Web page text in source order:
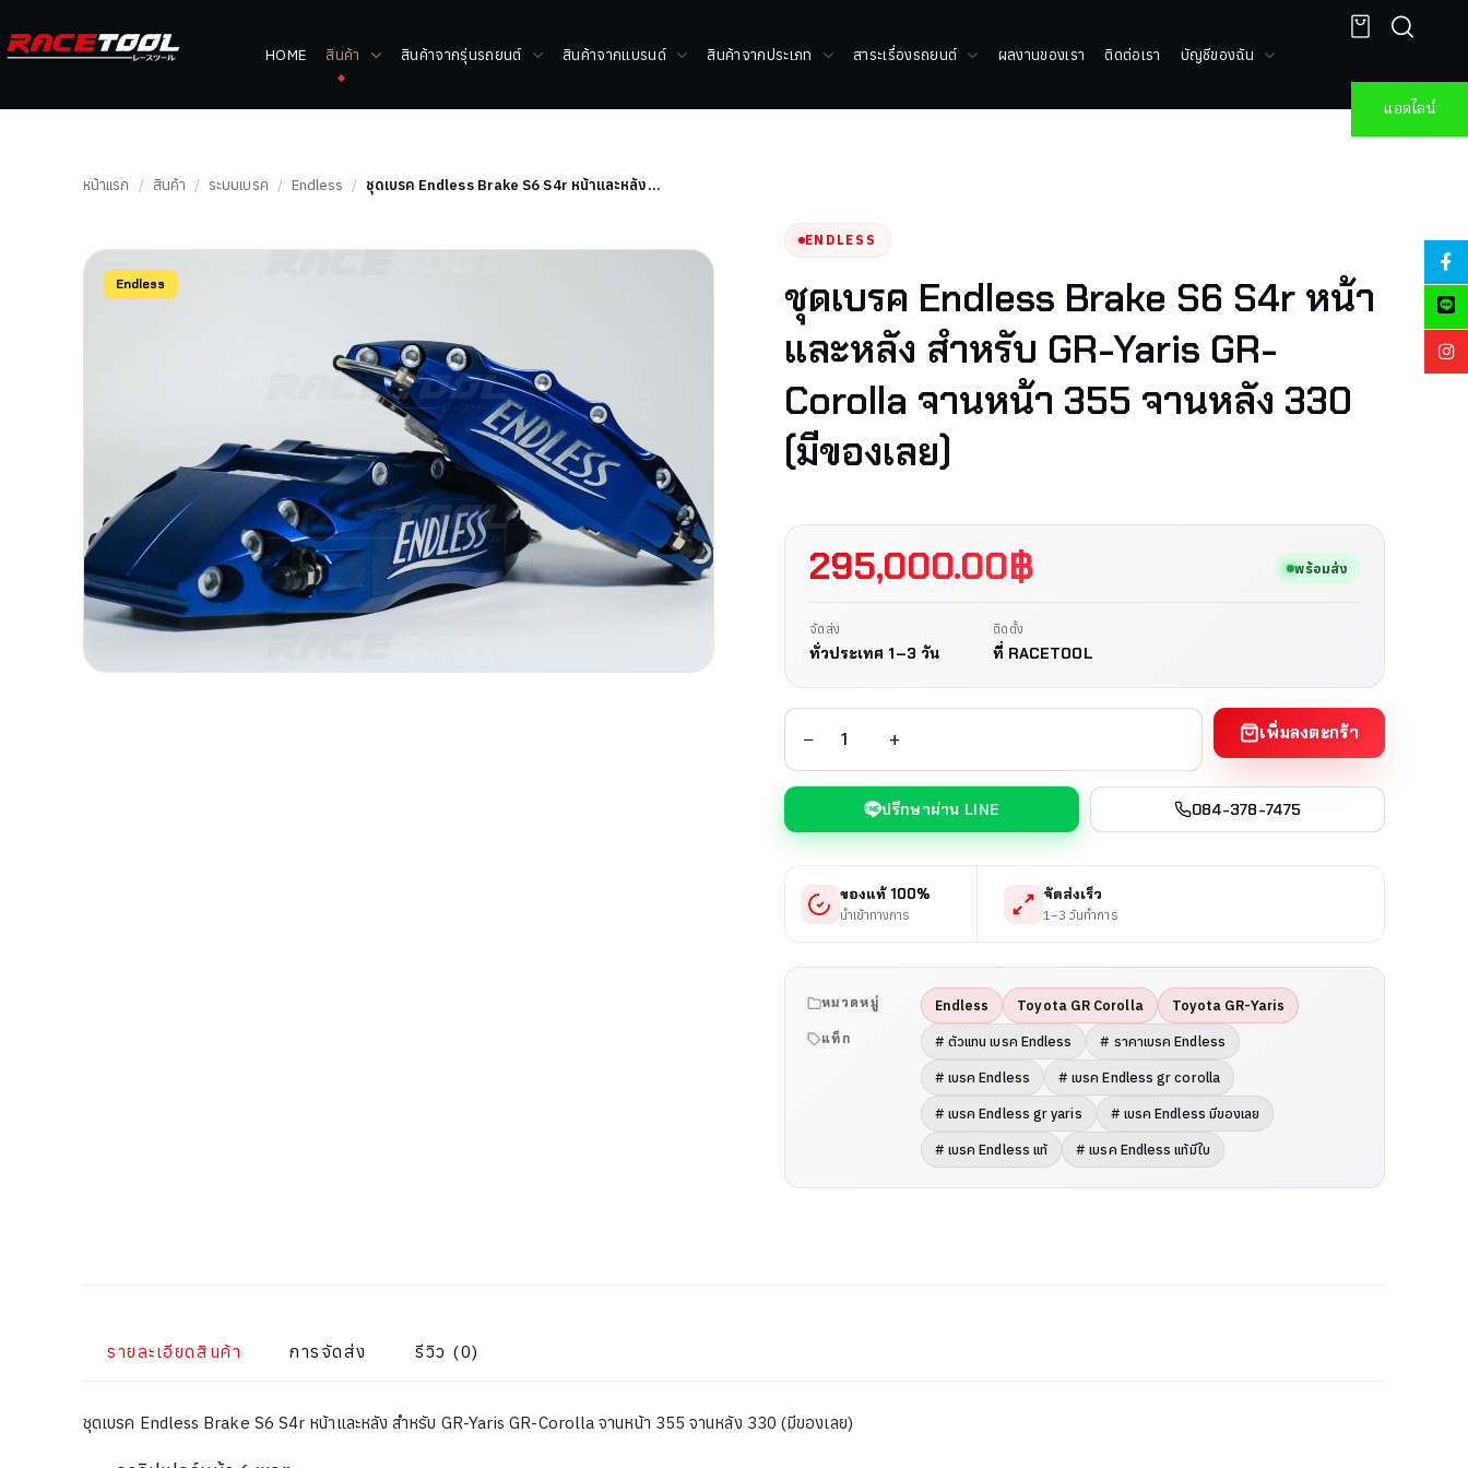
HOME สินค้า สินค้าจากรุ่นรถยนต์ สินค้าจากแบรนด์ สินค้าจากประเภท สาระเรื่องรถยนต์ ผลงานของเรา ติดต่อเรา บัญชีของฉัน
แอดไลน์
หน้าแรก / สินค้า / ระบบเบรค / Endless / ชุดเบรค Endless Brake S6 S4r หน้าและหลัง…
Endless
ENDLESS
ชุดเบรค Endless Brake S6 S4r หน้า
และหลัง สำหรับ GR-Yaris GR-
Corolla จานหน้า 355 จานหลัง 330
(มีของเลย)
295,000.00฿ พร้อมส่ง
จัดส่ง
ทั่วประเทศ 1–3 วัน
ติดตั้ง
ที่ RACETOOL
− + เพิ่มลงตะกร้า
ปรึกษาผ่าน LINE 084-378-7475
ของแท้ 100%
นำเข้าทางการ
จัดส่งเร็ว
1–3 วันทำการ
หมวดหมู่ Endless Toyota GR Corolla Toyota GR-Yaris
แท็ก # ตัวแทน เบรค Endless # ราคาเบรค Endless
# เบรค Endless # เบรค Endless gr corolla
# เบรค Endless gr yaris # เบรค Endless มีของเลย
# เบรค Endless แท้ # เบรค Endless แท้มีใบ
รายละเอียดสินค้า การจัดส่ง รีวิว (0)
ชุดเบรค Endless Brake S6 S4r หน้าและหลัง สำหรับ GR-Yaris GR-Corolla จานหน้า 355 จานหลัง 330 (มีของเลย)